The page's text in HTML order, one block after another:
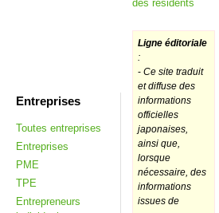
Entreprises
Toutes entreprises
Entreprises
PME
TPE
Entrepreneurs
des résidents
Ligne éditoriale
:
- Ce site traduit
et diffuse des
informations
officielles
japonaises,
ainsi que,
lorsque
nécessaire, des
informations
issues de